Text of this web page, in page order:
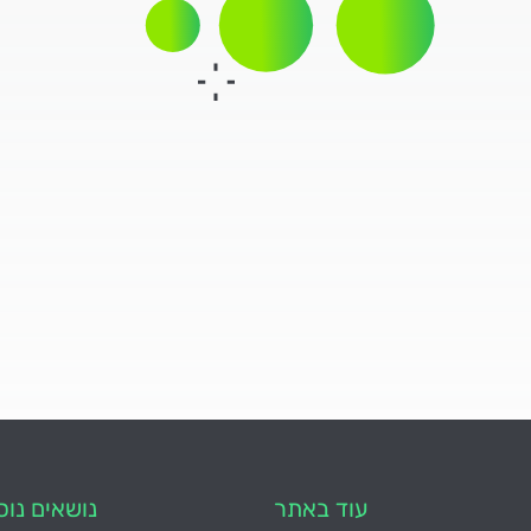
עוד באתר נושאים